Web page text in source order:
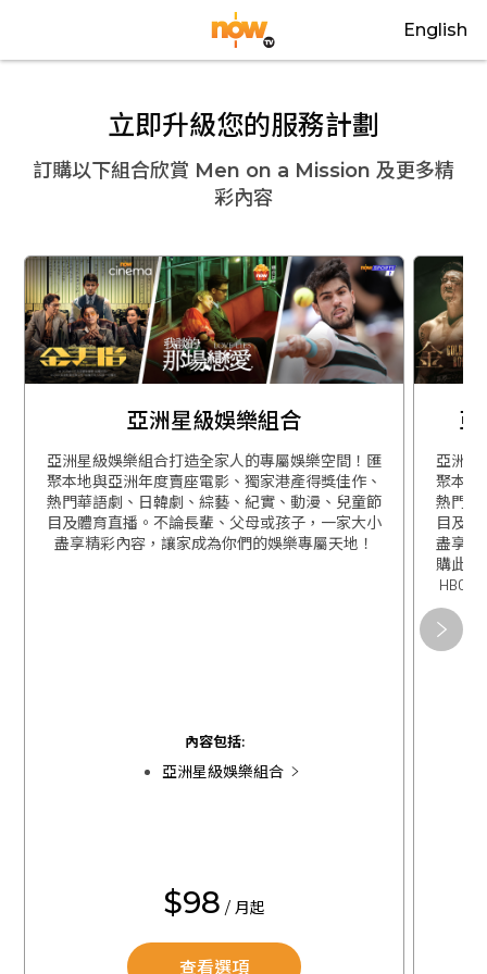
English
立即升級您的服務計劃
訂購以下組合欣賞 Men on a Mission 及更多精
彩內容
亞洲星級娛樂組合
亞洲星級娛樂組合打造全家人的專屬娛樂空間！匯
聚本地與亞洲年度賣座電影、獨家港產得獎佳作、
熱門華語劇、日韓劇、綜藝、紀實、動漫、兒童節
目及體育直播。不論長輩、父母或孩子，一家大小
盡享精彩內容，讓家成為你們的娛樂專屬天地！
內容包括:
亞洲星級娛樂組合
$98 / 月起
查看選項
亞
亞洲星
聚本地
熱門華
目及
盡享精
購此組
HBO
關閉